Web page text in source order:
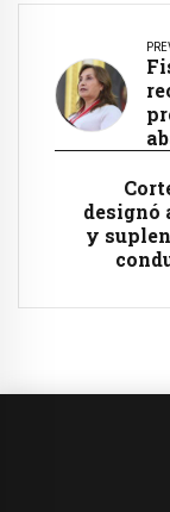
designó
y